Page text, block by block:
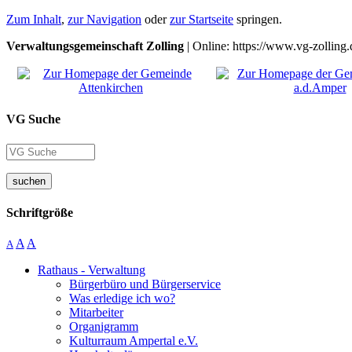
Zum Inhalt, zur Navigation oderzur Startseite springen.
Verwaltungsgemeinschaft Zolling | Online: https://www.vg-
VG Suche
suchen
Schriftgröße
A A A
Rathaus - Verwaltung
Bürgerbüro und Bürgerservice
Was erledige ich wo?
Mitarbeiter
Organigramm
Kulturraum Ampertal e.V.